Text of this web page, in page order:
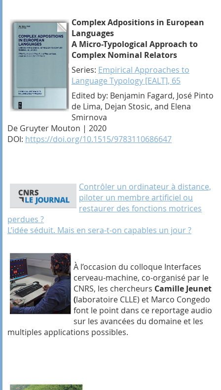
Complex Adpositions in European
Languages
A Micro-Typological Approach to
Complex Nominal Relators
Series: Empirical Approaches to
Language Typology [EALT], 65
Edited by: Benjamin Fagard, José Pinto
de Lima, Dejan Stosic, and Elena
Smirnova
De Gruyter Mouton | 2020
DOI: https://doi.org/10.1515/9783110686647
Contrôler un ordinateur à distance,
piloter un membre artificiel ou
restaurer des fonctions motrices
perdues ?
L’idée séduit. Mais en sera-t-on capables un jour ?
À l’occasion du colloque Interfaces
cerveau-machine, co-organisé par le
CNRS, les chercheurs Camille Jeunet
(laboratoire CLLE) et Marco Congedo
font le point dans ce reportage audio
sur les avancées du domaine et les
multiples applications possibles.